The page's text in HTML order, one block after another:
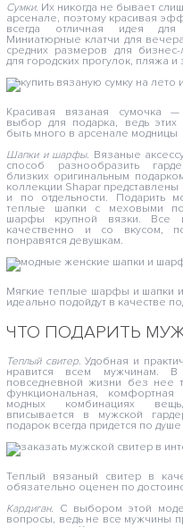
Сумки. Их никогда не бывает
арсенале, поэтому красивая
всегда отличная идея для
Миниатюрные клатчи для
средних размеров для
для городских прогулок, пляжа и
Красивая вязаная сумочка —
выбор для подарка, ведь этих
быть много в арсенале модницы
Шапки и шарфы. Вязаные
способ разнообразить
близких оригинальным
коллекции Shapar
и по отдельности. Подарить
теплые шапки с меховыми
шарфы крупной вязки. Все
качественно и со вкусом,
понравятся девушкам.
Мягкие теплые шарфы и шапки
идеально подойдут в качестве
ЧТО ПОДАРИТЬ
Теплый свитер. Удобная и
нравится всем мужчинам.
повседневной жизни без нее
функциональная,
модных комбинациях
вписывается в мужской
подарок всегда придется по
Теплый вязаный свитер в
обязательно оценен по
Кардиган. С выбором этой
вопросы, ведь не все мужчины